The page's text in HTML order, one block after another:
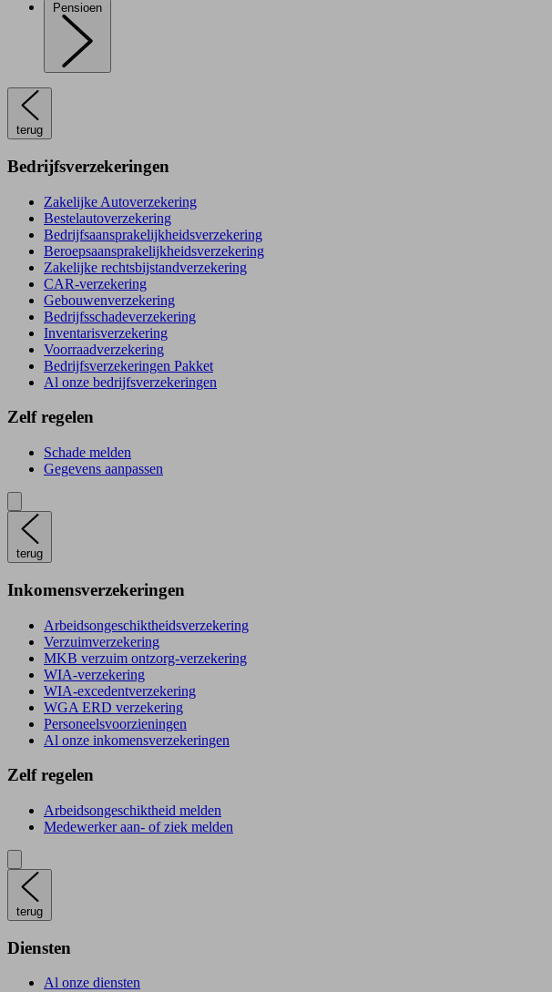
Pensioen
terug
Bedrijfsverzekeringen
Zakelijke Autoverzekering
Bestelautoverzekering
Bedrijfsaansprakelijkheidsverzekering
Beroepsaansprakelijkheidsverzekering
Zakelijke rechtsbijstandverzekering
CAR-verzekering
Gebouwenverzekering
Bedrijfsschadeverzekering
Inventarisverzekering
Voorraadverzekering
Bedrijfsverzekeringen Pakket
Al onze bedrijfsverzekeringen
Zelf regelen
Schade melden
Gegevens aanpassen
terug
Inkomensverzekeringen
Arbeidsongeschiktheidsverzekering
Verzuimverzekering
MKB verzuim ontzorg-verzekering
WIA-verzekering
WIA-excedentverzekering
WGA ERD verzekering
Personeelsvoorzieningen
Al onze inkomensverzekeringen
Zelf regelen
Arbeidsongeschiktheid melden
Medewerker aan- of ziek melden
terug
Diensten
Al onze diensten